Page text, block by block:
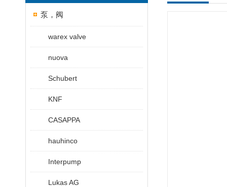
泵，阀
warex valve
nuova
Schubert
KNF
CASAPPA
hauhinco
Interpump
Lukas AG